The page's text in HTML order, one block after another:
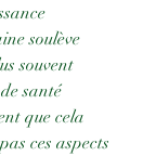
soulève
souvent
santé
que cela
ces aspects